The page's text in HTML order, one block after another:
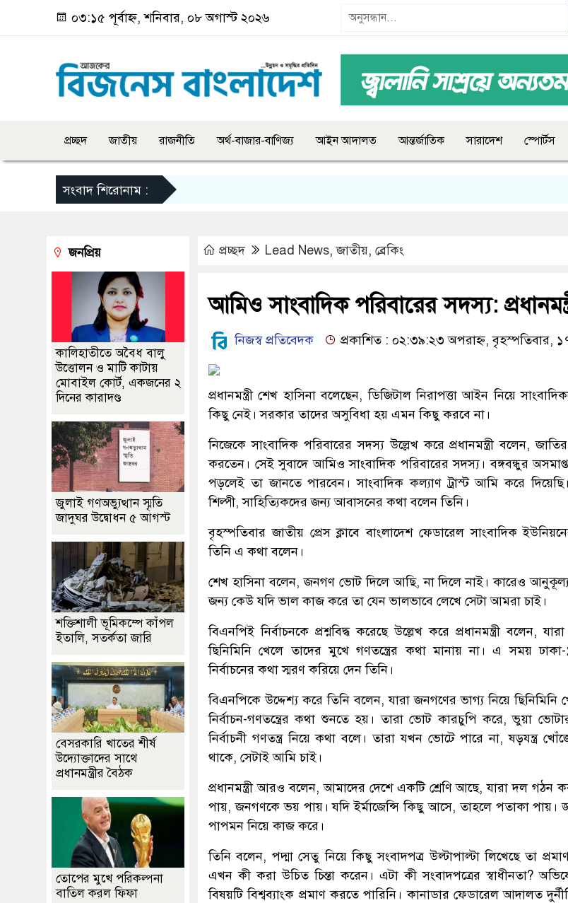
০৩:১৫ পূর্বাহ্ন, শনিবার, ০৮ অগাস্ট ২০২৬
প্রচ্ছদ জাতীয় রাজনীতি অর্থ-বাজার-বাণিজ্য আইন আদালত আন্তর্জাতিক সারাদেশ স্পোর্টস
সংবাদ শিরোনাম :
প্রচ্ছদ Lead News,জাতীয়, ব্রেকিং
আমিও সাংবাদিক পরিবারের সদস্য:
নিজস্ব প্রতিবেদক প্রকাশিত : ০২:৩৯:২৩ অপরাহ্ন, বৃহস্পতিবার,
প্রধানমন্ত্রী শেখ হাসিনা বলেছেন, ডিজিটাল নিরাপত্তা আইন নিয়ে
কিছু নেই। সরকার তাদের অসুবিধা হয় এমন কিছু করবে না।
নিজেকে সাংবাদিক পরিবারের সদস্য উল্লেখ করে প্রধানমন্ত্রী বলেন,
করতেন। সেই সুবাদে আমিও সাংবাদিক পরিবারের সদস্য। বঙ্গবন্ধুর
পড়লেই তা জানতে পারবেন। সাংবাদিক কল্যাণ ট্রাস্ট আমি করে
শিল্পী, সাহিত্যিকদের জন্য আবাসনের কথা বলেন তিনি।
বৃহস্পতিবার জাতীয় প্রেস ক্লাবে বাংলাদেশ ফেডারেল সাংবাদিক
তিনি এ কথা বলেন।
শেখ হাসিনা বলেন, জনগণ ভোট দিলে আছি, না দিলে নাই। কারেও আনুকূল্য
জন্য কেউ যদি ভাল কাজ করে তা যেন ভালভাবে লেখে সেটা আমরা চাই।
বিএনপিই নির্বাচনকে প্রশ্নবিদ্ধ করেছে উল্লেখ করে প্রধানমন্ত্রী বলেন,
ছিনিমিনি খেলে তাদের মুখে গণতন্ত্রের কথা মানায় না। এ সময়
নির্বাচনের কথা স্মরণ করিয়ে দেন তিনি।
বিএনপিকে উদ্দেশ্য করে তিনি বলেন, যারা জনগণের ভাগ্য নিয়ে ছিনিমিনি
নির্বাচন-গণতন্ত্রের কথা শুনতে হয়। তারা ভোট কারচুপি করে, ভুয়া
নির্বাচনী গণতন্ত্র নিয়ে কথা বলে। তারা যখন ভোটে পারে না, ষড়যন্ত্র
থাকে, সেটাই আমি চাই।
প্রধানমন্ত্রী আরও বলেন, আমাদের দেশে একটি শ্রেণি আছে, যারা দল
পায়, জনগণকে ভয় পায়। যদি ইর্মাজেন্সি কিছু আসে, তাহলে পতাকা পায়।
পাপমন নিয়ে কাজ করে।
তিনি বলেন, পদ্মা সেতু নিয়ে কিছু সংবাদপত্র উল্টাপাল্টা লিখেছে তা
এখন কী করা উচিত চিন্তা করেন। এটা কী সংবাদপত্রের স্বাধীনতা?
বিষয়টি বিশ্বব্যাংক প্রমাণ করতে পারিনি। কানাডার ফেডারেল আদালত
জনপ্রিয়
কালিহাতীতে অবৈধ বালু
উত্তোলন ও মাটি কাটায়
মোবাইল কোর্ট, একজনের ২
দিনের কারাদণ্ড
জুলাই গণঅভ্যুত্থান স্মৃতি
জাদুঘর উদ্বোধন ৫ আগস্ট
শক্তিশালী ভূমিকম্পে কাঁপল
ইতালি, সতর্কতা জারি
বেসরকারি খাতের শীর্ষ
উদ্যোক্তাদের সাথে
প্রধানমন্ত্রীর বৈঠক
তোপের মুখে পরিকল্পনা
বাতিল করল ফিফা